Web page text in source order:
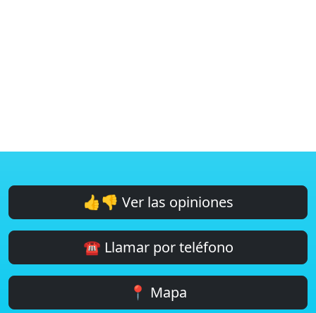
👍👎 Ver las opiniones
☎️ Llamar por teléfono
📍 Mapa